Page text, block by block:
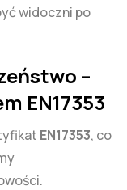
widoczni po
–
EN17353
EN17353, co